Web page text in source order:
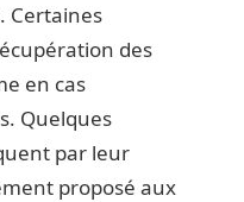
Certaines
des
en cas
Quelques
par leur
proposé aux